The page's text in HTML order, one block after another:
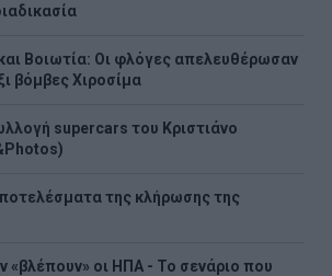
Βοιωτία: Οι φλόγες απελευθέρωσαν
βόμβες Χιροσίμα
supercars του Κριστιάνο
της κλήρωσης της
«βλέπουν» οι ΗΠΑ - Το σενάριο που